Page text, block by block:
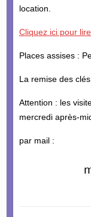
location.
Cliquez ici pour
Places assises :
La remise des
Attention : les
mercredi après-
par mail :